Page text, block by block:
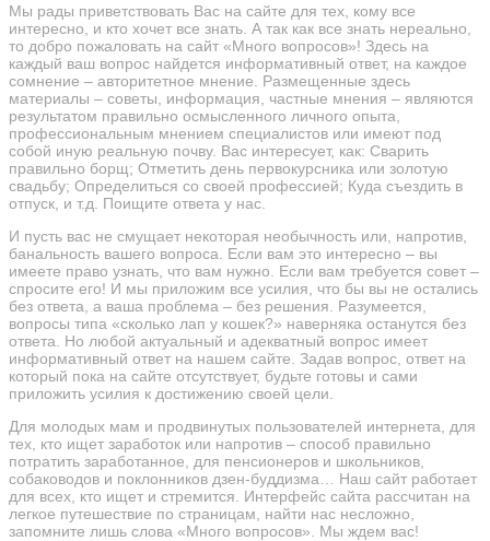
Мы рады приветствовать Вас на сайте для тех, кому все
интересно, и кто хочет все знать. А так как все знать нереально,
то добро пожаловать на сайт «Много вопросов»! Здесь на
каждый ваш вопрос найдется информативный ответ, на каждое
сомнение – авторитетное мнение. Размещенные здесь
материалы – советы, информация, частные мнения – являются
результатом правильно осмысленного личного опыта,
профессиональным мнением специалистов или имеют под
собой иную реальную почву. Вас интересует, как: Сварить
правильно борщ; Отметить день первокурсника или золотую
свадьбу; Определиться со своей профессией; Куда съездить в
отпуск, и т.д. Поищите ответа у нас.
И пусть вас не смущает некоторая необычность или, напротив,
банальность вашего вопроса. Если вам это интересно – вы
имеете право узнать, что вам нужно. Если вам требуется совет –
спросите его! И мы приложим все усилия, что бы вы не остались
без ответа, а ваша проблема – без решения. Разумеется,
вопросы типа «сколько лап у кошек?» наверняка останутся без
ответа. Но любой актуальный и адекватный вопрос имеет
информативный ответ на нашем сайте. Задав вопрос, ответ на
который пока на сайте отсутствует, будьте готовы и сами
приложить усилия к достижению своей цели.
Для молодых мам и продвинутых пользователей интернета, для
тех, кто ищет заработок или напротив – способ правильно
потратить заработанное, для пенсионеров и школьников,
собаководов и поклонников дзен-буддизма… Наш сайт работает
для всех, кто ищет и стремится. Интерфейс сайта рассчитан на
легкое путешествие по страницам, найти нас несложно,
запомните лишь слова «Много вопросов». Мы ждем вас!